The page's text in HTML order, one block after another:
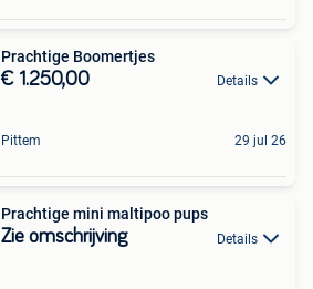
Prachtige Boomertjes
€ 1.250,00 Details
Pittem 29 jul 26
Prachtige mini maltipoo pups
Zie omschrijving Details